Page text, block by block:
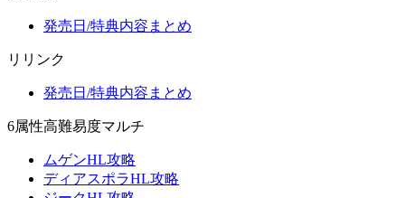
発売日/特典内容まとめ
リリンク
発売日/特典内容まとめ
6属性高難易度マルチ
ムゲンHL攻略
ディアスポラHL攻略